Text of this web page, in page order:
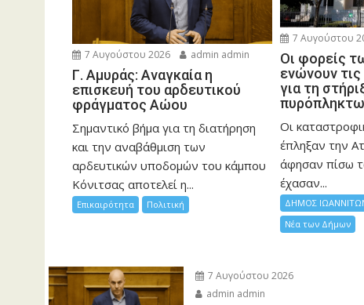
7 Αυγούστου 2026 admin admin
Γ. Αμυράς: Αναγκαία η
επισκευή του αρδευτικού
φράγματος Αώου
Σημαντικό βήμα για τη διατήρηση
και την αναβάθμιση των
αρδευτικών υποδομών του κάμπου
Κόνιτσας αποτελεί η...
Επικαιρότητα Πολιτική
7 Αυγούστου
Οι φορείς
ενώνουν
για τη
Οι
έπληξαν την
άφησαν πίσω
έχασαν...
ΔΗΜΟΣ
Νέα των Δήμων
7 Αυγούστου 2026
admin admin